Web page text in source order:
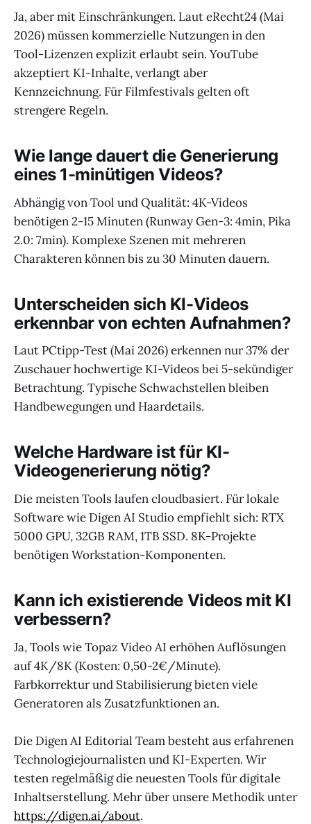
Ja, aber mit Einschränkungen. Laut eRecht24 (Mai
2026) müssen kommerzielle Nutzungen in den
Tool-Lizenzen explizit erlaubt sein. YouTube
akzeptiert KI-Inhalte, verlangt aber
Kennzeichnung. Für Filmfestivals gelten oft
strengere Regeln.
Wie lange dauert die Generierung
eines 1-minütigen Videos?
Abhängig von Tool und Qualität: 4K-Videos
benötigen 2-15 Minuten (Runway Gen-3: 4min, Pika
2.0: 7min). Komplexe Szenen mit mehreren
Charakteren können bis zu 30 Minuten dauern.
Unterscheiden sich KI-Videos
erkennbar von echten Aufnahmen?
Laut PCtipp-Test (Mai 2026) erkennen nur 37% der
Zuschauer hochwertige KI-Videos bei 5-sekündiger
Betrachtung. Typische Schwachstellen bleiben
Handbewegungen und Haardetails.
Welche Hardware ist für KI-
Videogenerierung nötig?
Die meisten Tools laufen cloudbasiert. Für lokale
Software wie Digen AI Studio empfiehlt sich: RTX
5000 GPU, 32GB RAM, 1TB SSD. 8K-Projekte
benötigen Workstation-Komponenten.
Kann ich existierende Videos mit KI
verbessern?
Ja, Tools wie Topaz Video AI erhöhen Auflösungen
auf 4K/8K (Kosten: 0,50-2€/Minute).
Farbkorrektur und Stabilisierung bieten viele
Generatoren als Zusatzfunktionen an.
Die Digen AI Editorial Team besteht aus erfahrenen
Technologiejournalisten und KI-Experten. Wir
testen regelmäßig die neuesten Tools für digitale
Inhaltserstellung. Mehr über unsere Methodik unter
https://digen.ai/about.